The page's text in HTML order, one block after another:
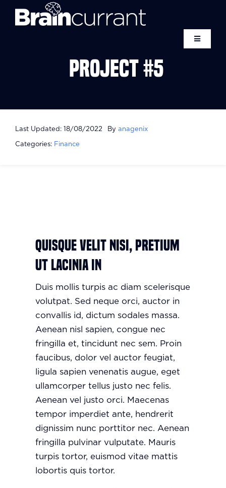
Toggle
BLACKCURRANT
Project #5
Last Updated: 18/08/2022 By anagenix
Categories: Finance
Quisque velit nisi, pretium
ut lacinia in
Duis mollis turpis ac diam scelerisque
volutpat. Sed neque orci, auctor in
convallis id, dictum sodales massa.
Aenean nisl sapien, congue nec
fringilla et, tincidunt nec sem. Proin
faucibus, dolor vel auctor feugiat,
ligula sapien venenatis augue, eget
ullamcorper tellus justo nec felis.
Aenean vel justo orci. Maecenas
tempor imperdiet ante, hendrerit
dignissim nunc porttitor nec. Aenean
fringilla pulvinar vulputate. Mauris
turpis tortor, euismod vitae mattis
lobortis quis tortor.